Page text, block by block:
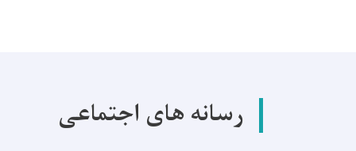
رسانه های اجتماعی